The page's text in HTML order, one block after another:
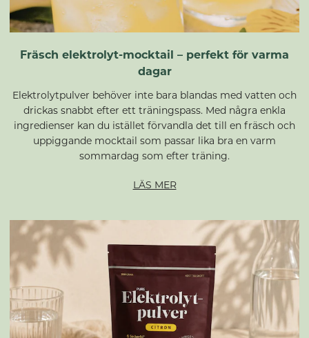
Fräsch elektrolyt-mocktail – perfekt för varma
dagar
Elektrolytpulver behöver inte bara blandas med vatten och
drickas snabbt efter ett träningspass. Med några enkla
ingredienser kan du istället förvandla det till en fräsch och
uppiggande mocktail som passar lika bra en varm
sommardag som efter träning.
LÄS MER